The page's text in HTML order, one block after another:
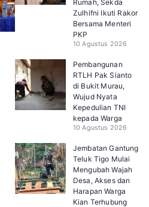
Rumah, Sekda
Zulhifni Ikuti Rakor
Bersama Menteri
PKP
10 Agustus 2026
Pembangunan
RTLH Pak Sianto
di Bukit Murau,
Wujud Nyata
Kepedulian TNI
kepada Warga
10 Agustus 2026
Jembatan Gantung
Teluk Tigo Mulai
Mengubah Wajah
Desa, Akses dan
Harapan Warga
Kian Terhubung